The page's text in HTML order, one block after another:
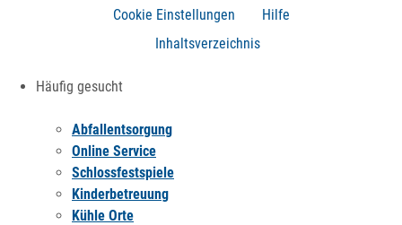
Cookie Einstellungen
Hilfe
Inhaltsverzeichnis
Häufig gesucht
Abfallentsorgung
Online Service
Schlossfestspiele
Kinderbetreuung
Kühle Orte